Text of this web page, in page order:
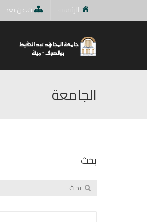
الرئيسية ت.عن بعد
الجامعة
بحث